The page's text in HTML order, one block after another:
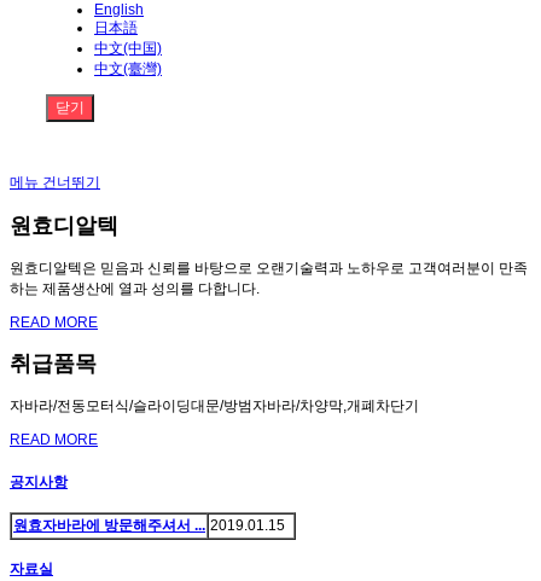
English
日本語
中文(中国)
中文(臺灣)
닫기
메뉴 건너뛰기
원효디알텍
원효디알텍은 믿음과 신뢰를 바탕으로 오랜기술력과 노하우로 고객여러분이 만족
하는 제품생산에 열과 성의를 다합니다.
READ MORE
취급품목
자바라/전동모터식/슬라이딩대문/방범자바라/차양막,개폐차단기
READ MORE
공지사항
원효자바라에 방문해주셔서 ... 2019.01.15
자료실